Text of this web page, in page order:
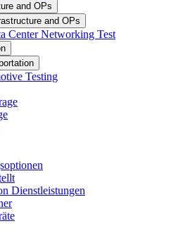
and OPs
and OPs
Center Networking Test
Testing
Dienstleistungen